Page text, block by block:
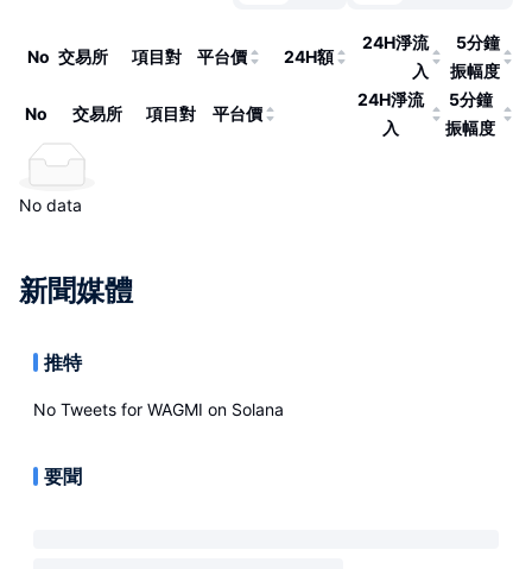
No 交易所 項目對 平台價 24H額
24H淨流
入
5分鐘
振幅度
No 交易所 項目對 平台價
24H淨流
入
5分鐘
振幅度
No data
新聞媒體
推特
No Tweets for WAGMI on Solana
要聞